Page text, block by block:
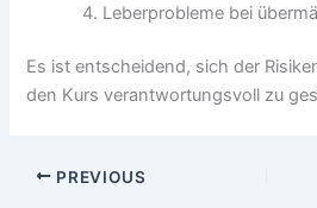
Leberprobleme bei
Es ist entscheidend, sich der
den Kurs verantwortungsvoll zu
PREVIOUS